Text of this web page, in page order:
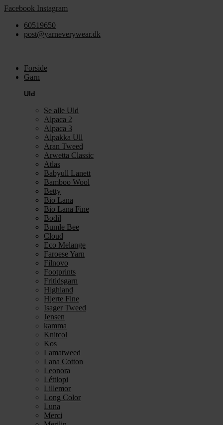
Videre
indhold
Facebook Instagram
60519650
post@yarneverywear.dk
Forside
Garn
Uld
Se alle Uld
Alpaca 2
Alpaca 3
Alpakka Ull
Aran Tweed
Arwetta Classic
Atlas
Babyull Lanett
Bamboo Wool
Betty
Bio Lana
Bio Lana Fine
Bodil
Bumle Bee
Cloud
Eco Melange
Faroese Yarn
Filnovo
Footprints
Fritidsgarn
Highland
Hjerte Fine
Isager Tweed
Jensen
kamma
Knitcol
Kos
Lamatweed
Lana Cotton
Leonora
Léttlopi
Lillemor
Long Color
Luna
Merci